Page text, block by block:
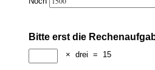
Bitte erst die
× drei = 15